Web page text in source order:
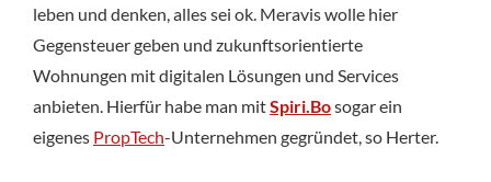
leben und denken, alles sei ok. Meravis wolle hier
Gegensteuer geben und zukunftsorientierte
Wohnungen mit digitalen Lösungen und Services
anbieten. Hierfür habe man mitSpiri.Bosogar ein
eigenes PropTech-Unternehmen gegründet, so Herter.